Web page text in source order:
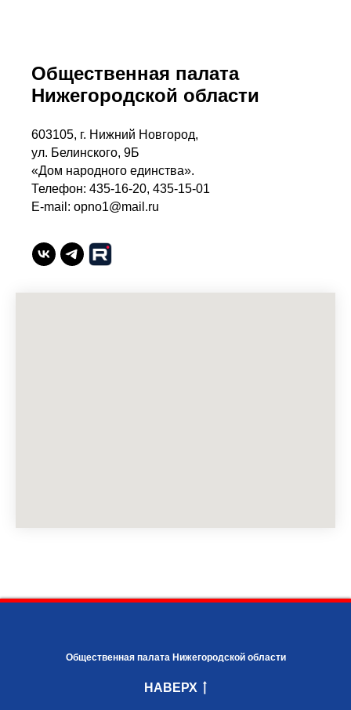
Общественная палата
Нижегородской области
603105, г. Нижний Новгород,
ул. Белинского, 9Б
«Дом народного единства».
Телефон: 435-16-20, 435-15-01
E-mail: opno1@mail.ru
Общественная палата Нижегородской области
НАВЕРХ